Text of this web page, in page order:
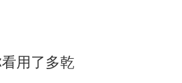
用了多乾